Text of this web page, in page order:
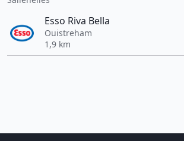
Esso Riva Bella
Ouistreham
1,9 km